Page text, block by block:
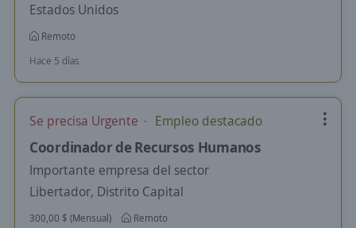
Estados Unidos
Remoto
Hace 5 días
Se precisa Urgente Empleo destacado
Coordinador de Recursos Humanos
Importante empresa del sector
Libertador, Distrito Capital
300,00 $ (Mensual)
Remoto